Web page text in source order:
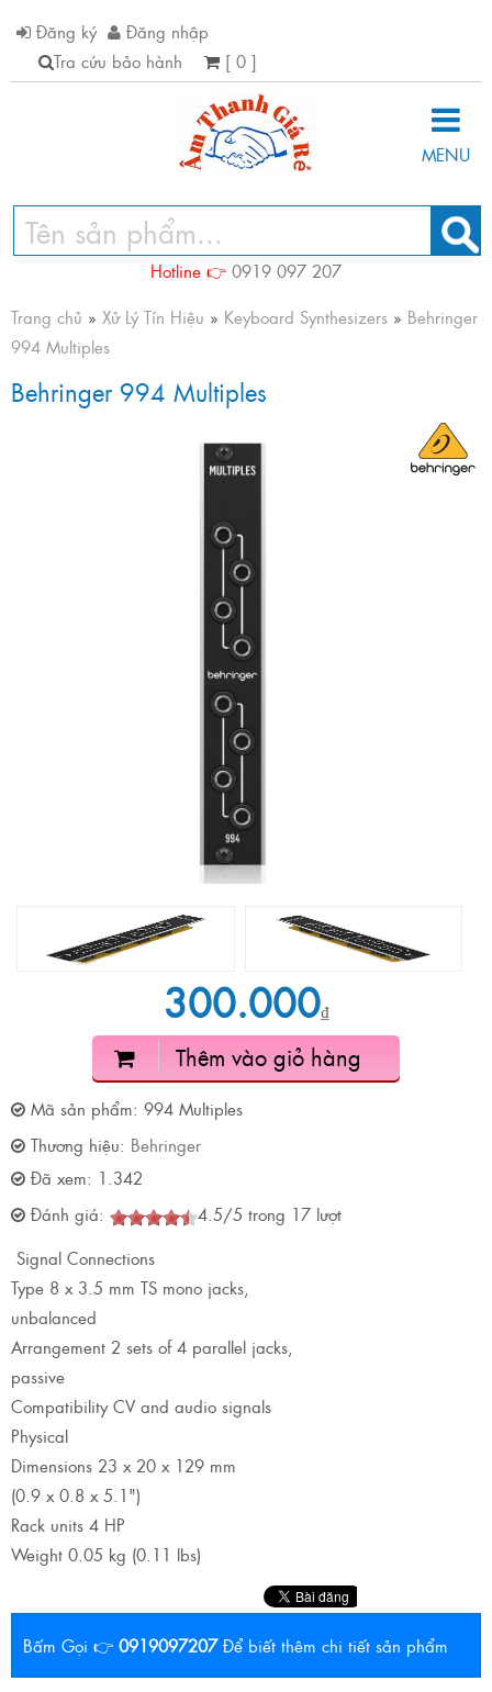
Đăng ký
Đăng nhập
Tra cứu bảo hành
[ 0 ]
MENU
Hotline 👉 0919 097 207
Trang chủ » Xử Lý Tín Hiệu » Keyboard Synthesizers » Behringer
994 Multiples
Behringer 994 Multiples
300.000₫
Thêm vào giỏ hàng
Mã sản phẩm: 994 Multiples
Thương hiệu: Behringer
Đã xem: 1.342
Đánh giá:
4.5/5 trong 17 lượt
Signal Connections
Type 8 x 3.5 mm TS mono jacks,
unbalanced
Arrangement 2 sets of 4 parallel jacks,
passive
Compatibility CV and audio signals
Physical
Dimensions 23 x 20 x 129 mm
(0.9 x 0.8 x 5.1")
Rack units 4 HP
Weight 0.05 kg (0.11 lbs)
Bấm Gọi 👉 0919097207 Để biết thêm chi tiết sản phẩm